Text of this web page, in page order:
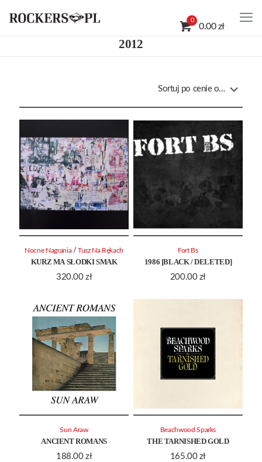
0
0.00 zł
2012
KURZ MA SŁODKI SMAK
320.00 zł
Nocne Nagrania / Tusz Na Rękach
1986 [BLACK / DELETED]
200.00 zł
Fort Bs
ANCIENT ROMANS
188.00 zł
Sun Araw
THE TARNISHED GOLD
165.00 zł
Beachwood Sparks